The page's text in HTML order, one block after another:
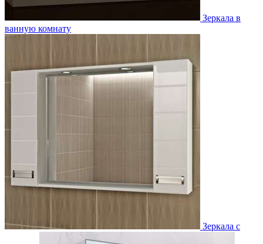
Зеркала в
ванную комнату
Зеркала с